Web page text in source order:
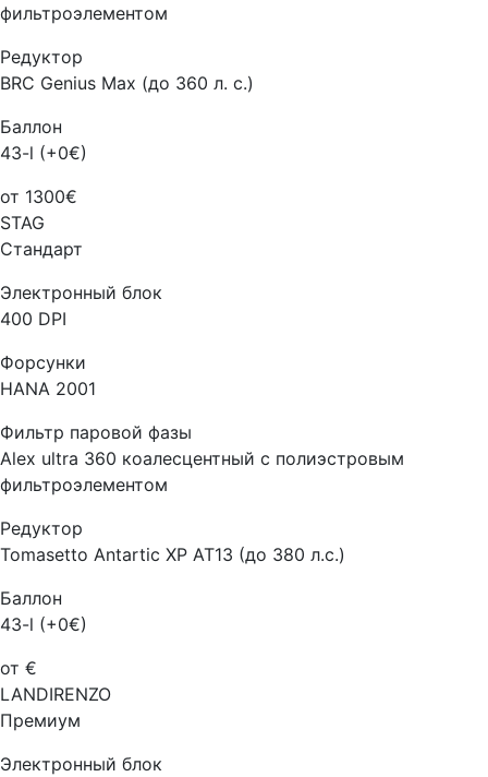
фильтроэлементом
Редуктор
BRC Genius Max (до 360 л. с.)
Баллон
43-l (+0€)
от 1300€
STAG
Стандарт
Электронный блок
400 DPI
Форсунки
HANA 2001
Фильтр паровой фазы
Alex ultra 360 коалесцентный с полиэстровым
фильтроэлементом
Редуктор
Tomasetto Antartic XP AT13 (до 380 л.с.)
Баллон
43-l (+0€)
от €
LANDIRENZO
Премиум
Электронный блок